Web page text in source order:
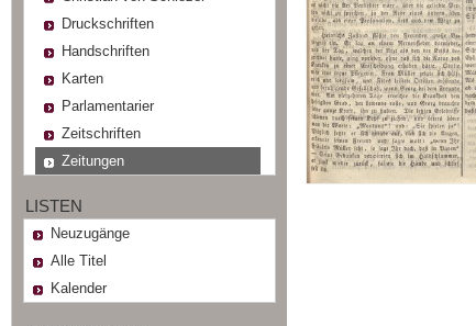
Druckschriften
Handschriften
Karten
Parlamentarier
Zeitschriften
Zeitungen
LISTEN
Neuzugänge
Alle Titel
Kalender